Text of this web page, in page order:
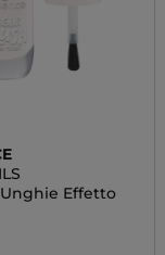
Effetto